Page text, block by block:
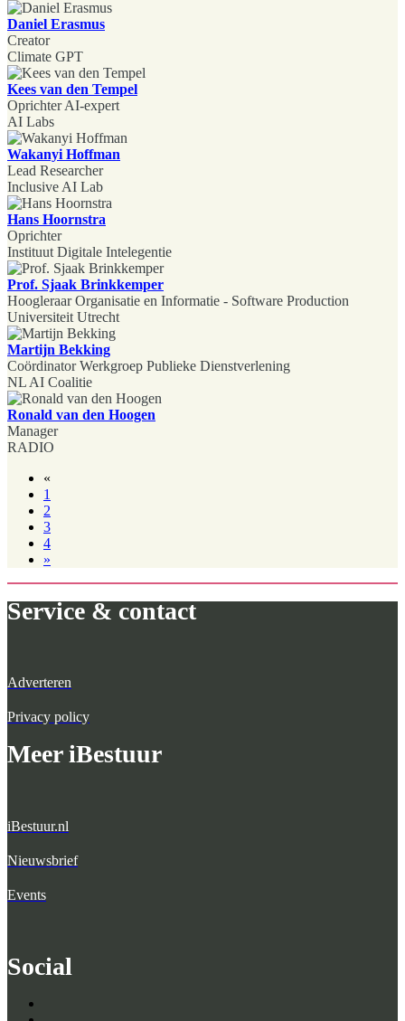
Daniel Erasmus
Creator
Climate GPT
Kees van den Tempel
Oprichter AI-expert
AI Labs
Wakanyi Hoffman
Lead Researcher
Inclusive AI Lab
Hans Hoornstra
Oprichter
Instituut Digitale Intelegentie
Prof. Sjaak Brinkkemper
Hoogleraar Organisatie en Informatie - Software Production
Universiteit Utrecht
Martijn Bekking
Coördinator Werkgroep Publieke Dienstverlening
NL AI Coalitie
Ronald van den Hoogen
Manager
RADIO
«
1
2
3
4
»
Service & contact
Adverteren
Privacy policy
Meer iBestuur
iBestuur.nl
Nieuwsbrief
Events
Social